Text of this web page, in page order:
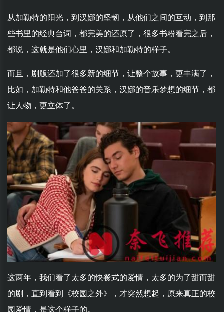
从加勒特的阳光，到汉娜的坚韧，从他们之间的互动，到那
些书里的经典台词，都完美的还原了，很多书粉看完之后，
都说，这就是他们心里，汉娜和加勒特的样子。
而且，剧版还加了很多新的细节，让整个故事，更丰满了，
比如，加勒特和他爸爸的关系，汉娜的音乐梦想的细节，都
让人物，更立体了。
这两年，我们看了太多的快餐式的爱情，太多的为了甜而甜
的剧，直到看到《校园之外》，才突然想起，原来真正的校
园爱情，是这个样子的。